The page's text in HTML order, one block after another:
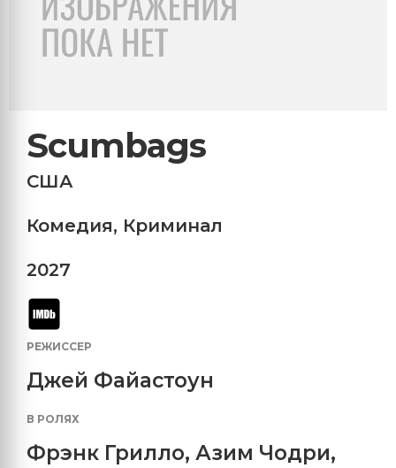
Scumbags
США
Комедия, Криминал
2027
РЕЖИССЕР
Джей Файастоун
В РОЛЯХ
Фрэнк Грилло, Азим Чодри,